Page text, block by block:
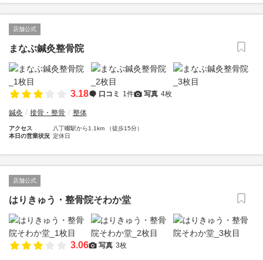
店舗公式
まなぶ鍼灸整骨院
3.18 口コミ 1件 写真 4枚
鍼灸 接骨・整骨 整体
アクセス
八丁畷駅から1.1km （徒歩15分）
本日の営業状況 定休日
店舗公式
はりきゅう・整骨院そわか堂
3.06 写真 3枚